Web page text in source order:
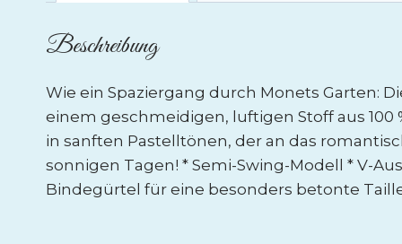
Beschreibung
Wie ein Spaziergang durch Monets Garten:
einem geschmeidigen, luftigen Stoff aus
in sanften Pastelltönen, der an das
sonnigen Tagen! * Semi-Swing-Modell * V-
Bindegürtel für eine besonders betonte